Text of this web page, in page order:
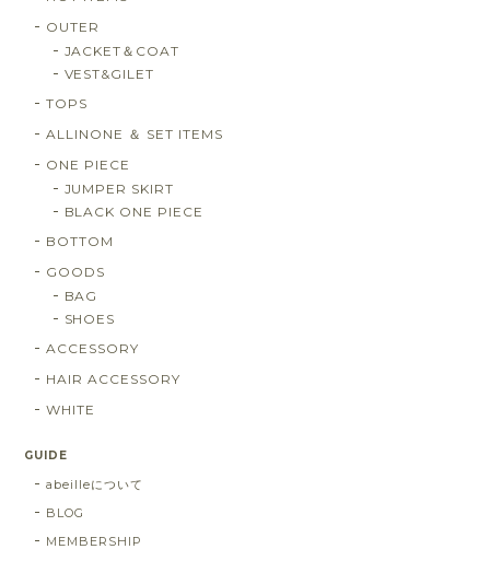
OUTER
JACKET＆COAT
VEST&GILET
TOPS
ALLINONE ＆ SET ITEMS
ONE PIECE
JUMPER SKIRT
BLACK ONE PIECE
BOTTOM
GOODS
BAG
SHOES
ACCESSORY
HAIR ACCESSORY
WHITE
GUIDE
abeilleについて
BLOG
MEMBERSHIP